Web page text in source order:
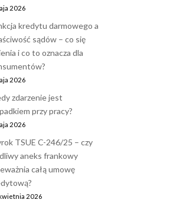
2026
kredytu darmowego a
sądów – co się
i co to oznacza dla
2026
zdarzenie jest
przy pracy?
2026
TSUE C-246/25 – czy
aneks frankowy
całą umowę
2026